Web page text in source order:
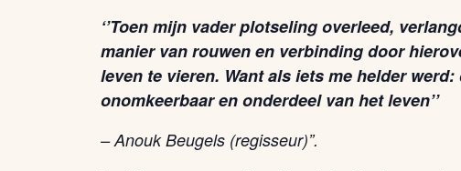
‘’Toen mijn vader plotseling overleed,
manier van rouwen en verbinding door
leven te vieren. Want als iets me helder
onomkeerbaar en onderdeel van het leven’’
– Anouk Beugels (regisseur)”.